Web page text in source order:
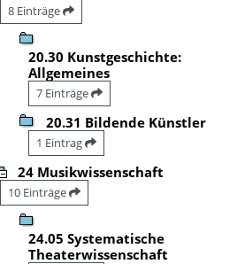
8 Einträge
20.30 Kunstgeschichte:
Allgemeines
7 Einträge
20.31 Bildende Künstler
1 Eintrag
24 Musikwissenschaft
10 Einträge
24.05 Systematische
Theaterwissenschaft